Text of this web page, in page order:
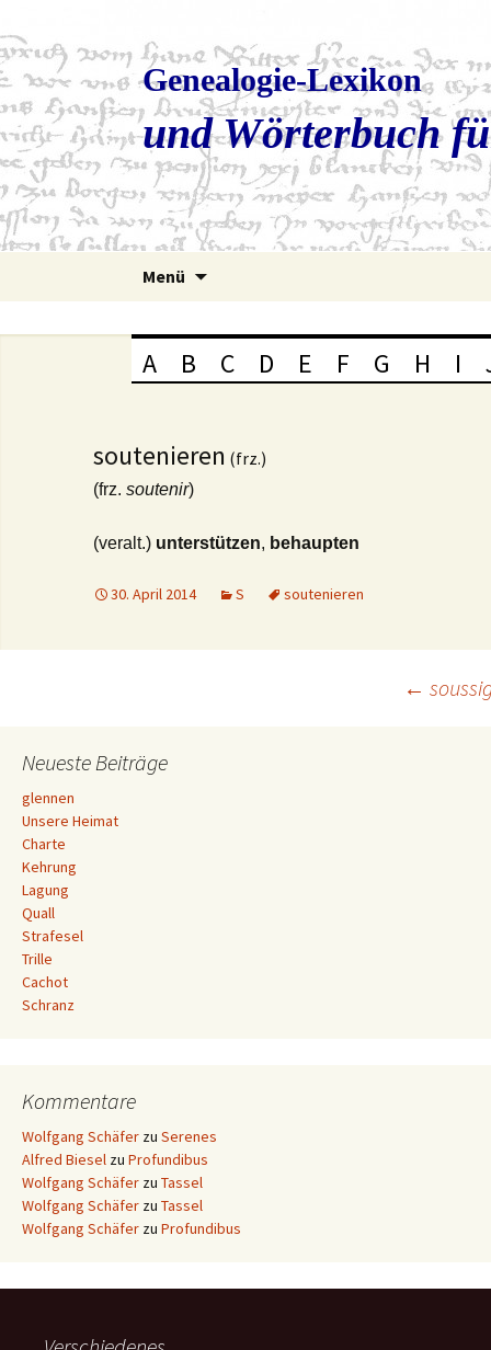
Genealogie-Lexikon
und Wörterbuch
Menü
A B C D E F G H I
soutenieren (frz.)
(frz. soutenir)
(veralt.) unterstützen, behaupten
30. April 2014 S soutenieren
Navigation
←
Neueste Beiträge
glennen
Unsere Heimat
Charte
Kehrung
Lagung
Quall
Strafesel
Trille
Cachot
Schranz
Kommentare
Wolfgang Schäfer zu Serenes
Alfred Biesel zu Profundibus
Wolfgang Schäfer zu Tassel
Wolfgang Schäfer zu Tassel
Wolfgang Schäfer zu Profundibus